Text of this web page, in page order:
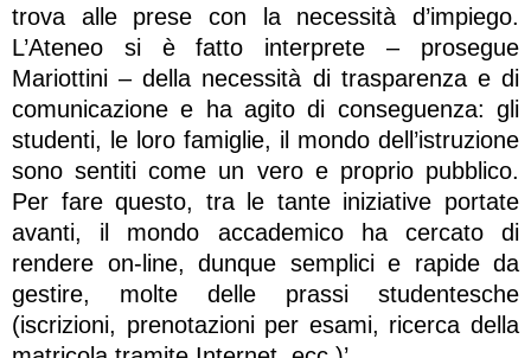
trova alle prese con la necessità d’impiego.
L’Ateneo si è fatto interprete – prosegue
Mariottini – della necessità di trasparenza e di
comunicazione e ha agito di conseguenza: gli
studenti, le loro famiglie, il mondo dell’istruzione
sono sentiti come un vero e proprio pubblico.
Per fare questo, tra le tante iniziative portate
avanti, il mondo accademico ha cercato di
rendere on-line, dunque semplici e rapide da
gestire, molte delle prassi studentesche
(iscrizioni, prenotazioni per esami, ricerca della